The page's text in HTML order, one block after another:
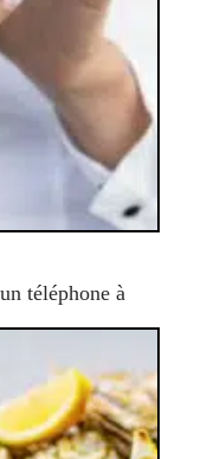
téléphone à